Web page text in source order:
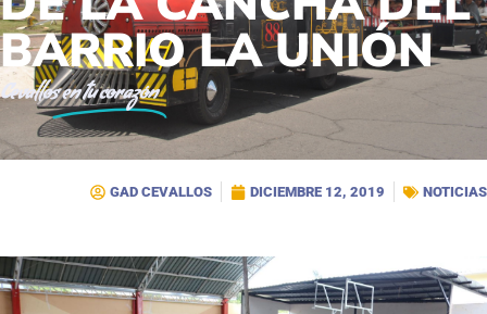
BARRIO LA UNIÓN
Cevallosen tu corazón
GAD CEVALLOS DICIEMBRE 12, 2019 NOTICIAS